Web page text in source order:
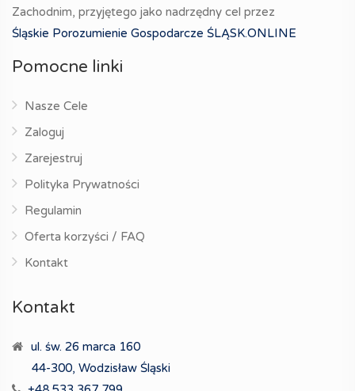
Zachodnim, przyjętego jako nadrzędny cel przez
Śląskie Porozumienie Gospodarcze ŚLĄSK.ONLINE
Pomocne linki
Nasze Cele
Zaloguj
Zarejestruj
Polityka Prywatności
Regulamin
Oferta korzyści / FAQ
Kontakt
Kontakt
ul. św. 26 marca 160
44-300, Wodzisław Śląski